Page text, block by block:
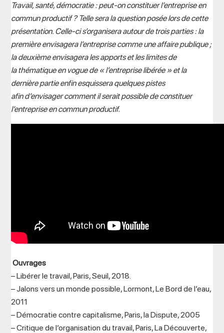
Travail, santé, démocratie : peut-on constituer l’entreprise en
commun productif ? Telle sera la question posée lors de cette
présentation. Celle-ci s’organisera autour de trois parties : la
première envisagera l’entreprise comme une affaire publique ;
la deuxième envisagera les apports et les limites de
la thématique en vogue de « l’entreprise libérée » et la
dernière partie enfin esquissera quelques pistes
afin d’envisager comment il serait possible de constituer
l’entreprise en commun productif.
Ouvrages
– Libérer le travail, Paris, Seuil, 2018.
– Jalons vers un monde possible, Lormont, Le Bord de l’eau,
2011
– Démocratie contre capitalisme, Paris, la Dispute, 2005
– Critique de l’organisation du travail, Paris, La Découverte,